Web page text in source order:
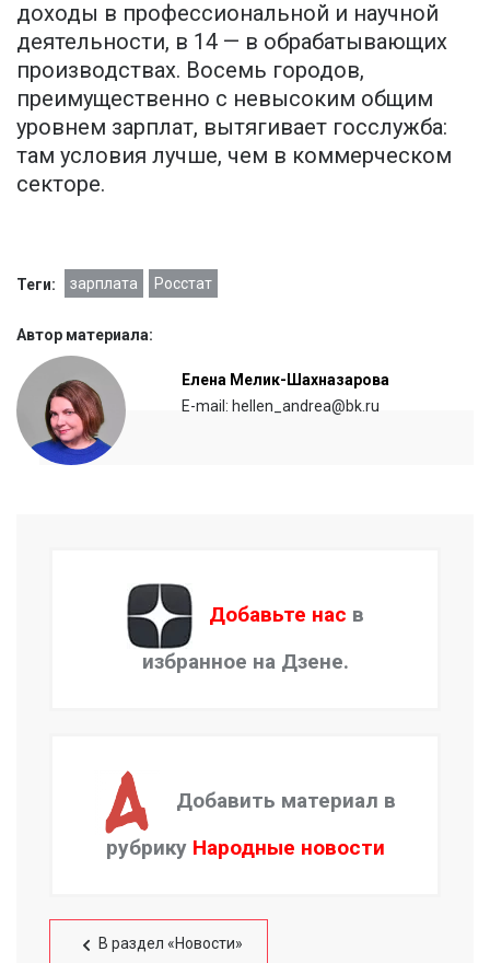
доходы в профессиональной и научной
деятельности, в 14 — в обрабатывающих
производствах. Восемь городов,
преимущественно с невысоким общим
уровнем зарплат, вытягивает госслужба:
там условия лучше, чем в коммерческом
секторе.
Теги: зарплата Росстат
Автор материала:
Елена Мелик-Шахназарова
E-mail: hellen_andrea@bk.ru
Добавьте нас в
избранное на Дзене.
Добавить материал в
рубрику Народные новости
В раздел «Новости»